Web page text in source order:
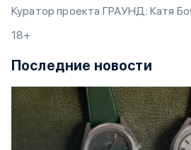
Куратор проекта ГРАУНД: Катя
18+
Последние новости